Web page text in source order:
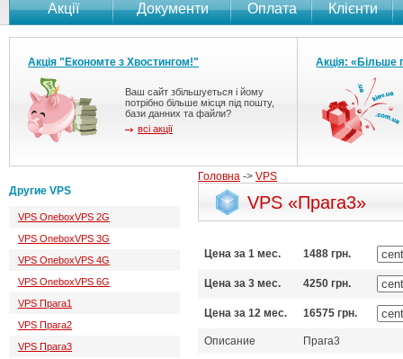
Головна -> VPS
VPS «Прага3»
Цена за 1 мес. 1488 грн.
Цена за 3 мес. 4250 грн.
Цена за 12 мес. 16575 грн.
Описание
Прага3
Акції Документи Оплата Клієнти
Акція "Економте з Хвостингом!"
Ваш сайт збільшуеться і йому
потрібно більше місця під пошту,
бази данних та файли?
всі акції
Акція: «Більше
Другие VPS
VPS OneboxVPS 2G
VPS OneboxVPS 3G
VPS OneboxVPS 4G
VPS OneboxVPS 6G
VPS Прага1
VPS Прага2
VPS Прага3